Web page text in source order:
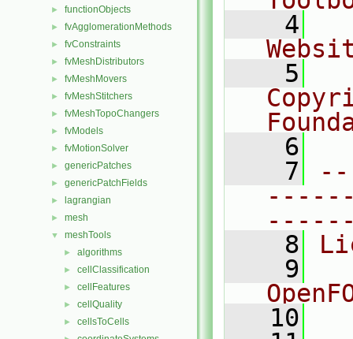
► functionObjects
► fvAgglomerationMethods
► fvConstraints
► fvMeshDistributors
► fvMeshMovers
► fvMeshStitchers
► fvMeshTopoChangers
► fvModels
► fvMotionSolver
► genericPatches
► genericPatchFields
► lagrangian
► mesh
▼ meshTools
► algorithms
► cellClassification
► cellFeatures
► cellQuality
► cellsToCells
    4
    5
    6
    7
    8
    9
   10